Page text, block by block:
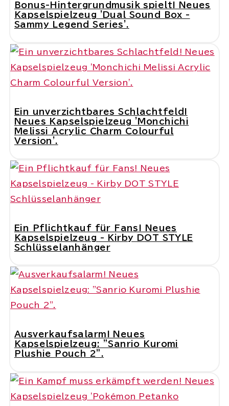
Bonus-Hintergrundmusik spielt! Neues
Kapselspielzeug 'Dual Sound Box -
Sammy Legend Series'.
Ein unverzichtbares Schlachtfeld!
Neues Kapselspielzeug 'Monchichi
Melissi Acrylic Charm Colourful
Version'.
Ein Pflichtkauf für Fans! Neues
Kapselspielzeug - Kirby DOT STYLE
Schlüsselanhänger
Ausverkaufsalarm! Neues
Kapselspielzeug: "Sanrio Kuromi
Plushie Pouch 2".